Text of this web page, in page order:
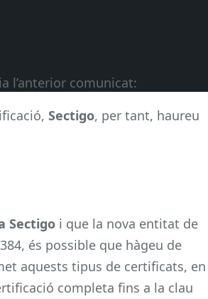
l’anterior comunicat:
Sectigo, per tant, haureu
Sectigo i que la nova entitat de
és possible que hàgeu de
aquests tipus de certificats, en
completa fins a la clau